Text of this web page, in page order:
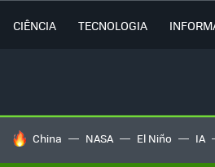
CIÊNCIA TECNOLOGIA
TENDÊNCIAS DO DIA
China NASA El Niño IA